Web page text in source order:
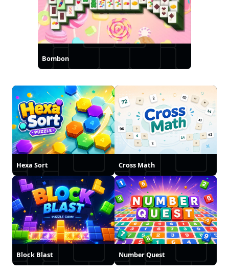
Bombon
Hexa Sort Cross Math
Block Blast Number Quest